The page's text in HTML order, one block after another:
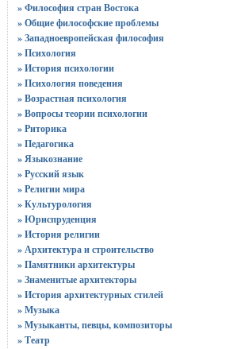
» Философия стран Востока
» Общие философские проблемы
» Западноевропейская философия
» Психология
» История психологии
» Психология поведения
» Возрастная психология
» Вопросы теории психологии
» Риторика
» Педагогика
» Языкознание
» Русский язык
» Религии мира
» Культурология
» Юриспруденция
» История религии
» Архитектура и строительство
» Памятники архитектуры
» Знаменитые архитекторы
» История архитектурных стилей
» Музыка
» Музыканты, певцы, композиторы
» Театр